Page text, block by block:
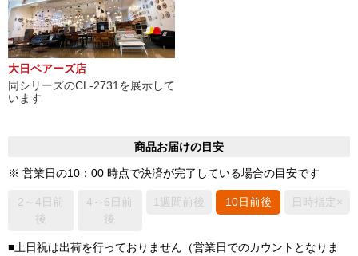
大日ベアーズ店
同シリーズのCL-2731を展示して
います
商品お届けの目安
※ 営業日の10：00 時点で決済が完了している場合の目安です
2～4日前
後
4～6日前
後
1週間前後 10日前後 日時指定×
■土日祝は出荷を行っておりません（営業日でのカウントとなりま